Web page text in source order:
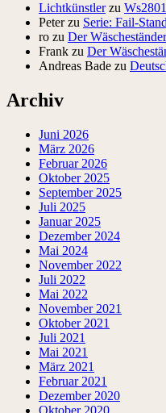
Lichtkünstlerzu
Peterzu Serie: Fail-
ro zu Der
Frank zu Der
Andreas Bade zu
Archiv
Juni 2026
März 2026
Februar 2026
Oktober 2025
September 2025
Juli 2025
Januar 2025
Dezember 2024
Mai 2024
November 2022
Juli 2022
Mai 2022
November 2021
Oktober 2021
Juli 2021
Mai 2021
März 2021
Februar 2021
Dezember 2020